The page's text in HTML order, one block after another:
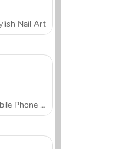
Nail Art
Mobile Phone Case Design & DIY